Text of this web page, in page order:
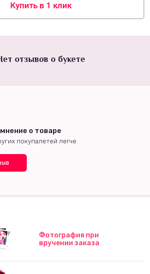
Купить в 1 клик
отзывов о букете
о товаре
покупалетей легче.
Фотография при
вручении заказа